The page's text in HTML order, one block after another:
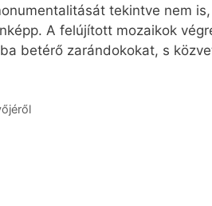
tekintve nem
A felújított mozaikok
betérő zarándokokat, s